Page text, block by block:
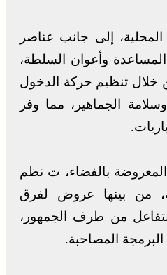
إلى جانب عناصر
وأعوان السلطة،
خلال تنظيم حركة الدخول
الجماهير، مما وفر
المعروضة بالفضاء، ت نظم
من بينها عروض لفرق
من طرف الجمهور،
المصاحبة.